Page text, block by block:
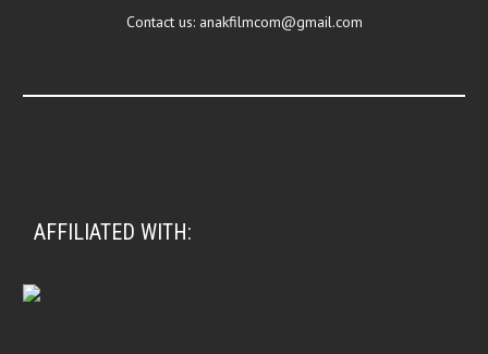
Contact us: anakfilmcom@gmail.com
AFFILIATED WITH: